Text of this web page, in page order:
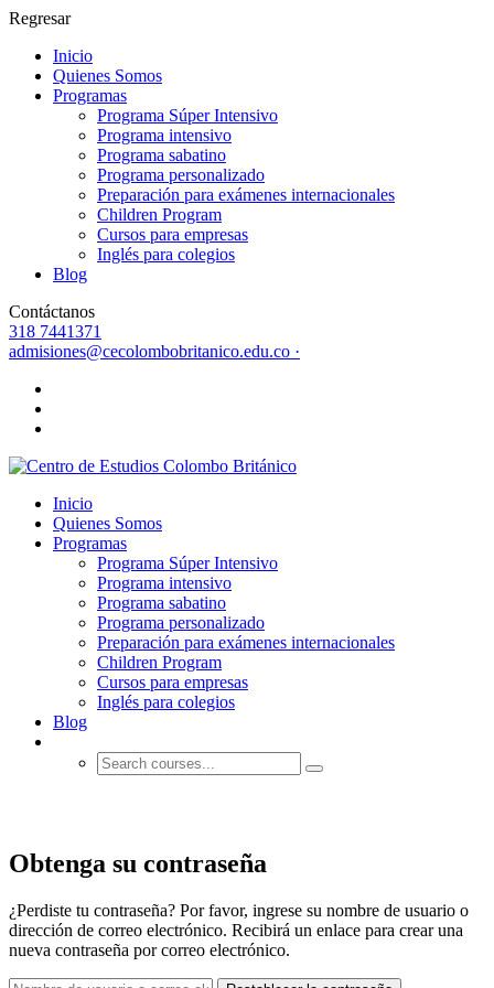
Regresar
Inicio
Quienes Somos
Programas
Programa Súper Intensivo
Programa intensivo
Programa sabatino
Programa personalizado
Preparación para exámenes internacionales
Children Program
Cursos para empresas
Inglés para colegios
Blog
Contáctanos
318 7441371
admisiones@cecolombobritanico.edu.co ·
Inicio
Quienes Somos
Programas
Programa Súper Intensivo
Programa intensivo
Programa sabatino
Programa personalizado
Preparación para exámenes internacionales
Children Program
Cursos para empresas
Inglés para colegios
Blog
Obtenga su contraseña
¿Perdiste tu contraseña? Por favor, ingrese su nombre de usuario o
dirección de correo electrónico. Recibirá un enlace para crear una
nueva contraseña por correo electrónico.